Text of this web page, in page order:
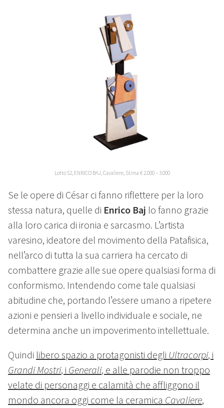
Lotto 52, ENRICO BAJ, Cavaliere, Stima € 2.000 – 3.000
Se le opere di César ci fanno riflettere per la loro
stessa natura, quelle di Enrico Baj lo fanno grazie
alla loro carica di ironia e sarcasmo. L’artista
varesino, ideatore del movimento della Patafisica,
nell’arco di tutta la sua carriera ha cercato di
combattere grazie alle sue opere qualsiasi forma di
conformismo. Intendendo come tale qualsiasi
abitudine che, portando l’essere umano a ripetere
azioni e pensieri a livello individuale e sociale, ne
determina anche un impoverimento intellettuale.
Quindi libero spazio a protagonisti degli Ultracorpi, i
Grandi Mostri, i Generali, e alle parodie non troppo
velate di personaggi e calamità che affliggono il
mondo ancora oggi come la ceramica Cavaliere,